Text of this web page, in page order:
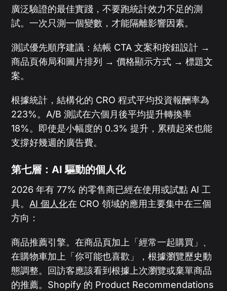
廣泛驗證的最佳實踐，不要跑統計效力不足的測
試。一次只測一個變數，才能隔離影響因素。
測試優先順序建議：結帳 CTA 文案和按鈕設計 →
商品頁佈局和圖片排列 → 價格顯示方式 → 標題文
案。
根據統計，結構化的 CRO 程式平均投資報酬率為
223%。A/B 測試在六個月後平均提升轉換率
18%。即使是小幅度的 0.3% 提升，累積起來也能
支撐好幾週的廣告費。
第七層：AI 驅動的個人化
2026 年有 77% 的零售商已經在使用或試點 AI 工
具。AI 個人化在 CRO 領域的應用主要集中在三個
方向：
商品推薦引擎。在商品頁加上「經常一起購買」、
在購物車加上「你可能也喜歡」，根據瀏覽歷史動
態調整。回訪客應該看到根據上次瀏覽或棄單商品
的推薦。Shopify 的 Product Recommendations